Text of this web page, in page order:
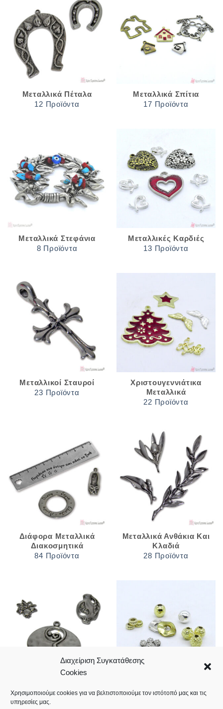
Διαχείριση Συγκατάθεσης
Cookies
Χρησιμοποιούμε cookies για να βελτιστοποιούμε τον ιστότοπό μας και τις
υπηρεσίες μας.
Μεταλλικά Πέταλα
12 Προϊόντα
Μεταλλικά Σπίτια
17 Προϊόντα
Μεταλλικά Στεφάνια
8 Προϊόντα
Μεταλλικές Καρδιές
13 Προϊόντα
Μεταλλικοί Σταυροί
23 Προϊόντα
Χριστουγεννιάτικα
Μεταλλικά
22 Προϊόντα
Διάφορα Μεταλλικά
Διακοσμητικά
84 Προϊόντα
Μεταλλικά Ανθάκια Και
Κλαδιά
28 Προϊόντα
Ρόδια Μεταλλικά
26 Προϊόντα
Χάντρες Μεταλλικές